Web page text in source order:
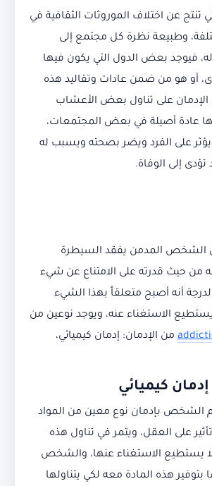
تنتج عن اختلاف الموروثات الثقافية في
وطبيعة نظرة كل مجتمع إلى
له، فيوجد بعض الدول التي يكون فيها
أو هو من ضمن عادات وتقاليد هذه
الإدمان على تناول بعض الأعشاب
عادة أصيلة في بعض المجتمعات،
على الفرد ويضر بصحته ويسبب له
إلى الوفاة.
الشخص المدمن يفقد السيطرة
من حيث قدرته على الامتناع عن شيء
لدرجة أنه أصبح متعلقاً بهذا الشيء
الاستغناء عنه، ويوجد نوعين من
من الإدمان: إدمان كيميائي،
إدمان كيميائي
الشخص بإدمان نوع معين من المواد
على العقل، ويتمر في تناول هذه
يستطيع الاستغناء عنها، والشخص
بتوفير هذه المادة معه لكي يتناولها